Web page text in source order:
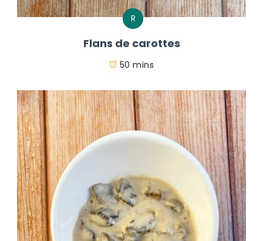
R
Flans de carottes
50 mins